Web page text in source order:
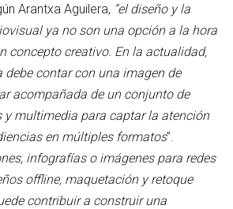
Arantxa Aguilera, “el diseño y la
ya no son una opción a la hora
concepto creativo. En la actualidad,
contar con una imagen de
acompañada de un conjunto de
y multimedia para captar la atención
en múltiples formatos”.
infografías o imágenes para redes
offline, maquetación y retoque
contribuir a construir una